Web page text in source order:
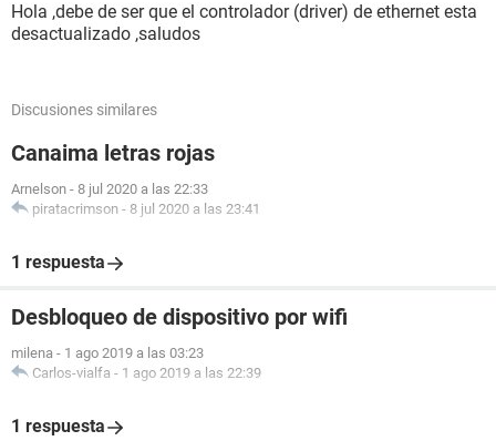
Hola ,debe de ser que el controlador (driver) de ethernet esta
desactualizado ,saludos
Discusiones similares
Canaima letras rojas
Arnelson - 8 jul 2020 a las 22:33
piratacrimson - 8 jul 2020 a las 23:41
1 respuesta
Desbloqueo de dispositivo por wifi
milena - 1 ago 2019 a las 03:23
Carlos-vialfa - 1 ago 2019 a las 22:39
1 respuesta